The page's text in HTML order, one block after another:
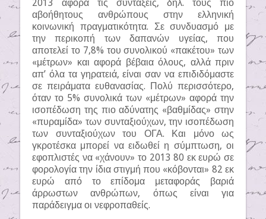
2013 αφορά τις συντάξεις, δηλ. τους πιο
αβοήθητους ανθρώπους στην ελληνική
κοινωνική πραγματικότητα. Σε συνδυασμό με
την περικοπή των δαπανών υγείας, που
αποτελεί το 7,8% του συνολικού «πακέτου» των
«μέτρων» και αφορά βέβαια όλους, αλλά πριν
απ’ όλα τα γηρατειά, είναι σαν να επιδιδόμαστε
σε πειράματα ευθανασίας. Πολύ περισσότερο,
όταν το 5% συνολικά των «μέτρων» αφορά την
ισοπέδωση της πιο αδύνατης «βαθμίδας» στην
«πυραμίδα» των συνταξιούχων, την ισοπέδωση
των συνταξιούχων του ΟΓΑ. Και μόνο ως
γκροτέσκα μπορεί να ειδωθεί η σύμπτωση, οι
εφοπλιστές να «χάνουν» το 2013 80 εκ ευρώ σε
φορολογία την ίδια στιγμή που «κόβονται» 82 εκ
ευρώ από το επίδομα μεταφοράς βαριά
άρρωστων ανθρώπων, όπως είναι για
παράδειγμα οι νεφροπαθείς.